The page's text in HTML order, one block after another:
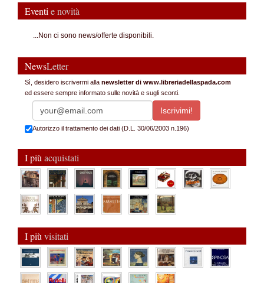
Eventi e novità
...Non ci sono news/offerte disponibili.
NewsLetter
Sì, desidero iscrivermi alla newsletter di www.libreriadellaspada.com
ed essere sempre informato sulle novità e sugli sconti.
Autorizzo il trattamento dei dati (D.L. 30/06/2003 n.196)
I più acquistati
I più visitati